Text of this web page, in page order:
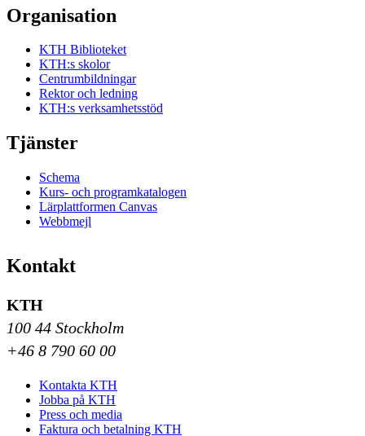
Organisation
KTH Biblioteket
KTH:s skolor
Centrumbildningar
Rektor och ledning
KTH:s verksamhetsstöd
Tjänster
Schema
Kurs- och programkatalogen
Lärplattformen Canvas
Webbmejl
Kontakt
KTH
100 44 Stockholm
+46 8 790 60 00
Kontakta KTH
Jobba på KTH
Press och media
Faktura och betalning KTH